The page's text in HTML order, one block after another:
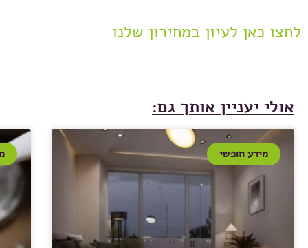
לחצו כאן לעיון במחירון שלנו
אולי יעניין אותך גם:
מידע חופשי